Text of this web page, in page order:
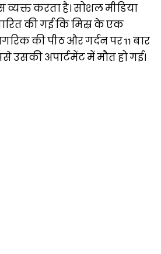
व्यक्त करता है। सोशल मीडिया
की गई कि मिस्र के एक
की पीठ और गर्दन पर 11 बार
उसकी अपार्टमेंट में मौत हो गई।